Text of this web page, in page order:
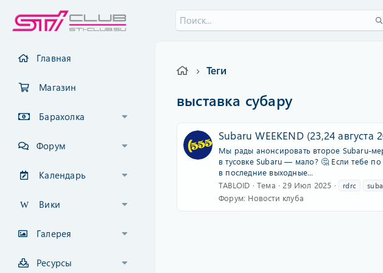
Главная
Магазин
Барахолка
Форум
Календарь
Вики
Галерея
Ресурсы
Теги
выставка субару
Subaru WEEKEND (23,24 августа
Мы рады анонсировать второе Subaru-
в тусовке Subaru — мало? 🤔 Если тебе
в последние выходные...
TABLOID
Тема 29 Июл 2025 rdrc
Форум: Новости клуба